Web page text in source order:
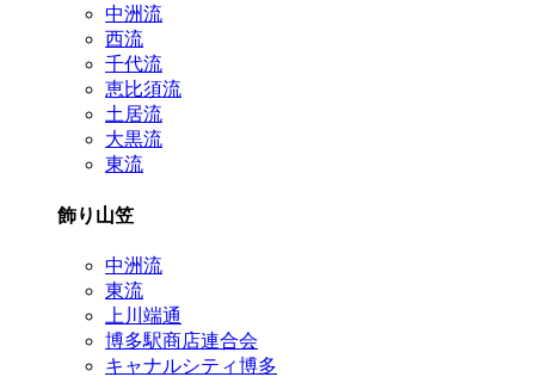
中洲流
西流
千代流
恵比須流
土居流
大黒流
東流
飾り山笠
中洲流
東流
上川端通
博多駅商店連合会
キャナルシティ博多